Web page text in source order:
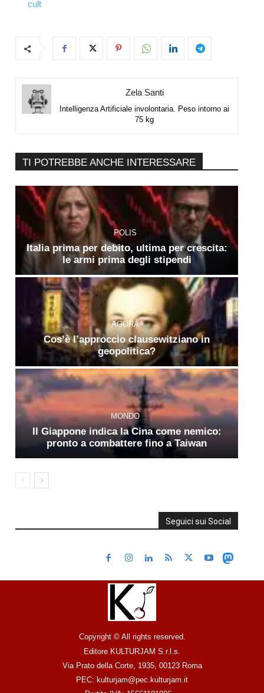
cult
Zela Santi
Intelligenza Artificiale involontaria. Peso intorno ai
75 kg
TI POTREBBE ANCHE INTERESSARE
POLIS
Italia prima per debito, ultima per crescita:
le armi prima degli stipendi
AGORÀ
Cos’è l’approccio clausewitziano in
geopolitica?
MONDO
Il Giappone indica la Cina come nemico:
pronto a combattere fino a Taiwan
Seguici sui Social
Copyright © All rights reserved.
Editore KULTURJAM S.r.l.s.
Via Prato della Corte, 1935, 00123 Roma
PEC: kulturjam@pec.kulturjam.it